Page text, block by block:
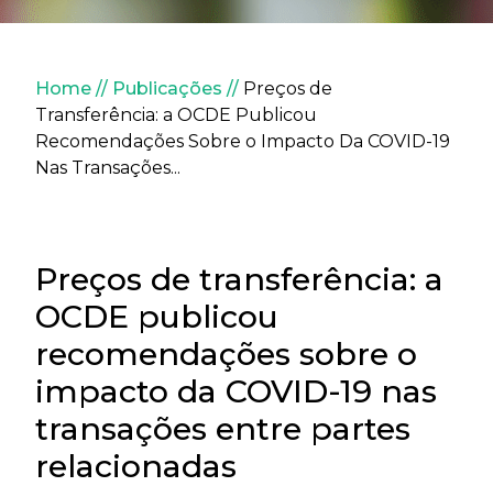
Navegação estrutural
Home Publicações
Preços de
Transferência: a OCDE Publicou
Recomendações Sobre o Impacto Da COVID-19
Nas Transações...
Preços de transferência: a
OCDE publicou
recomendações sobre o
impacto da COVID-19 nas
transações entre partes
relacionadas